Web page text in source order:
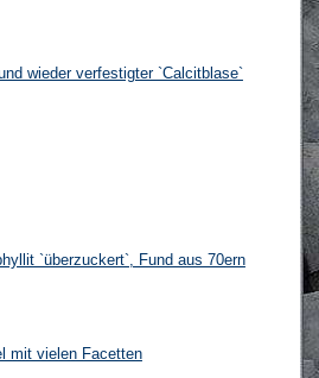
wieder verfestigter `Calcitblase`
`überzuckert`, Fund aus 70ern
mit vielen Facetten